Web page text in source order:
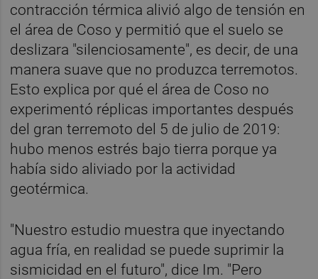
contracción térmica alivió algo de tensión en
el área de Coso y permitió que el suelo se
deslizara "silenciosamente", es decir, de una
manera suave que no produzca terremotos.
Esto explica por qué el área de Coso no
experimentó réplicas importantes después
del gran terremoto del 5 de julio de 2019:
hubo menos estrés bajo tierra porque ya
había sido aliviado por la actividad
geotérmica.
"Nuestro estudio muestra que inyectando
agua fría, en realidad se puede suprimir la
sismicidad en el futuro", dice Im. "Pero